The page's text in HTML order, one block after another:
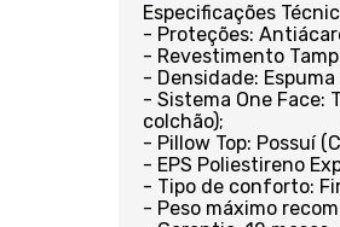
Especificações
- Proteções:
- Revestimento
- Densidade: Espuma
- Sistema One Face:
colchão);
- Pillow Top: Possuí
- EPS Poliestireno
- Tipo de conforto:
- Peso máximo